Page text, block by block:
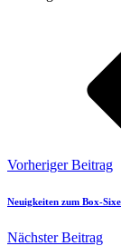
Vorheriger Beitrag
Neuigkeiten zum Box-
Nächster Beitrag